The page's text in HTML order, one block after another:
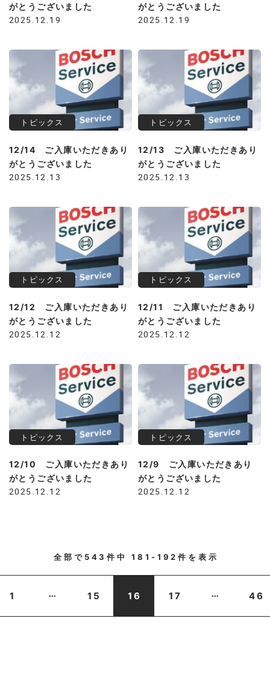
がとうございました
2025.12.19
がとうございました
2025.12.19
トピックス
12/14 ご入庫いただきあり
がとうございました
2025.12.13
トピックス
12/13 ご入庫いただきあり
がとうございました
2025.12.13
トピックス
12/12 ご入庫いただきあり
がとうございました
2025.12.12
トピックス
12/11 ご入庫いただきあり
がとうございました
2025.12.12
トピックス
12/10 ご入庫いただきあり
がとうございました
2025.12.12
トピックス
12/9 ご入庫いただきあり
がとうございました
2025.12.12
全部で 543件中181-192件を表示
1 ... 15 16 17 ... 46